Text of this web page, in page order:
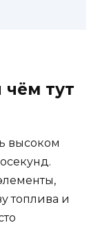
тут
высоком
топлива и